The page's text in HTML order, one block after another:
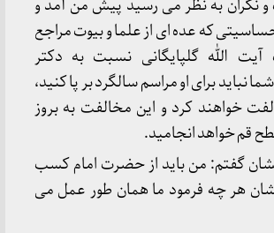
به نظر می رسید پیش من آمد و
که عده‌ ای از علما و بیوت مراجع
الله گلپایگانی نسبت به دکتر
نباید برای او مراسم سالگرد بر پا کنید،
خواهند کرد و این مخالفت به بروز
قم خواهد انجامید.
گفتم: من باید از حضرت امام کسب
هر چه فرمود ما همان طور عمل می